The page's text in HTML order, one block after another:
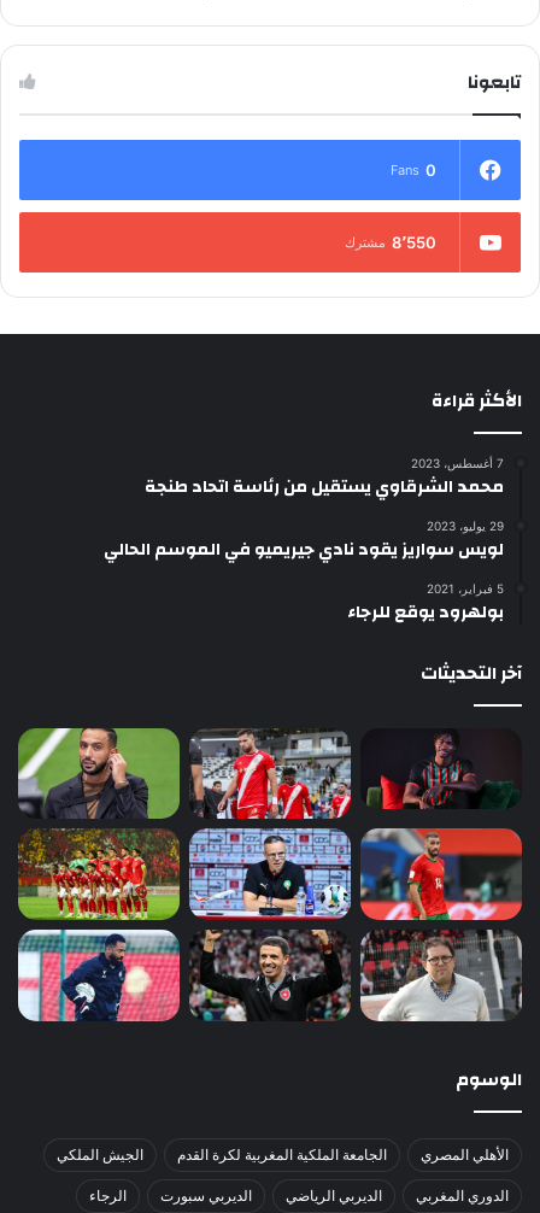
تابعونا
0
Fans
8٬550 مشترك
الأكثر قراءة
7 أغسطس، 2023
محمد الشرقاوي يستقيل من رئاسة اتحاد طنجة
29 يوليو، 2023
لويس سواريز يقود نادي جيريميو في الموسم الحالي
5 فبراير، 2021
بولهرود يوقع للرجاء
آخر التحديثات
الوسوم
الأهلي المصري الجامعة الملكية المغربية لكرة القدم الجيش الملكي
الدوري المغربي الديربي الرياضي الديربي سبورت الرجاء